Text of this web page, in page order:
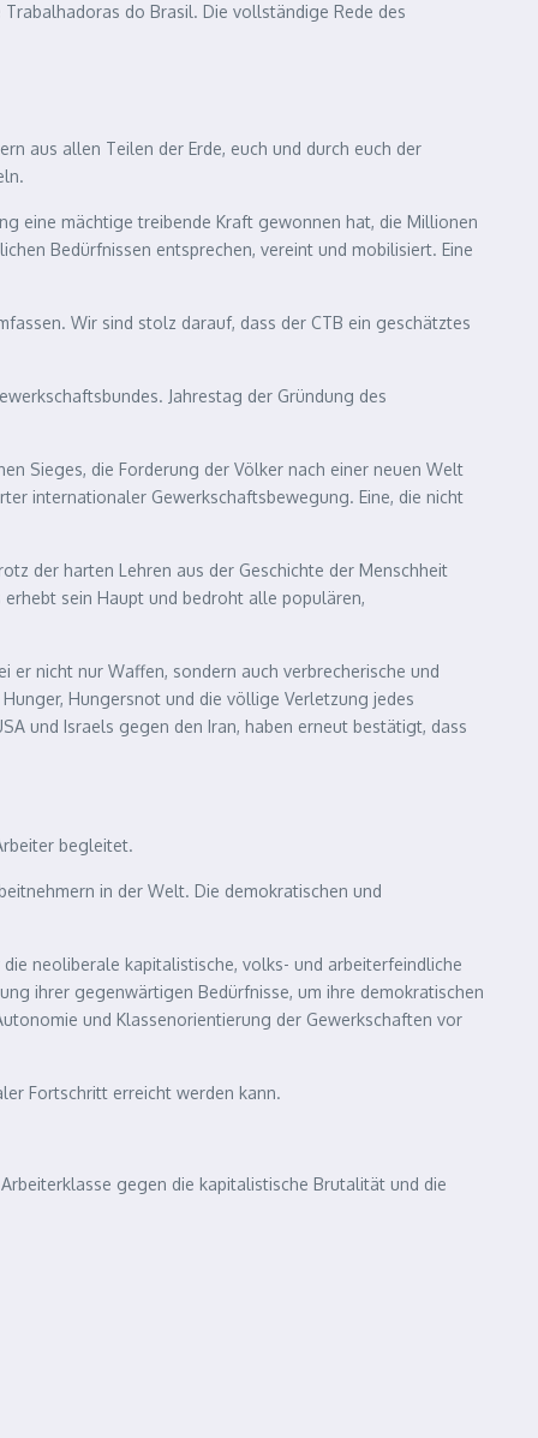
do Brasil. Die vollständige Rede des
aus allen Teilen der Erde, euch und durch euch der
eine mächtige treibende Kraft gewonnen hat, die Millionen
Bedürfnissen entsprechen, vereint und mobilisiert. Eine
Wir sind stolz darauf, dass der CTB ein geschätztes
Jahrestag der Gründung des
Sieges, die Forderung der Völker nach einer neuen Welt
internationaler Gewerkschaftsbewegung. Eine, die nicht
der harten Lehren aus der Geschichte der Menschheit
sein Haupt und bedroht alle populären,
er nicht nur Waffen, sondern auch verbrecherische und
Hungersnot und die völlige Verletzung jedes
und Israels gegen den Iran, haben erneut bestätigt, dass
begleitet.
in der Welt. Die demokratischen und
neoliberale kapitalistische, volks- und arbeiterfeindliche
ihrer gegenwärtigen Bedürfnisse, um ihre demokratischen
und Klassenorientierung der Gewerkschaften vor
Fortschritt erreicht werden kann.
gegen die kapitalistische Brutalität und die